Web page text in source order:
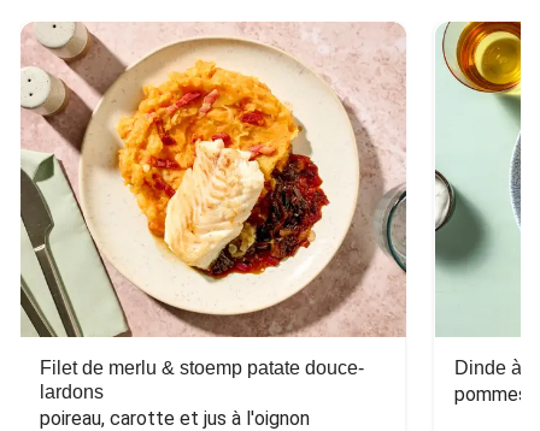
Filet de merlu & stoemp patate douce-
lardons
poireau, carotte et jus à l'oignon
Dinde à
pommes